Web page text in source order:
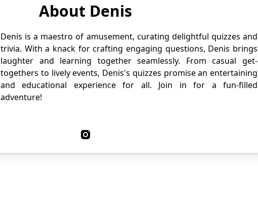
About Denis
Denis is a maestro of amusement, curating delightful quizzes and
trivia. With a knack for crafting engaging questions, Denis brings
laughter and learning together seamlessly. From casual get-
togethers to lively events, Denis's quizzes promise an entertaining
and educational experience for all. Join in for a fun-filled
adventure!